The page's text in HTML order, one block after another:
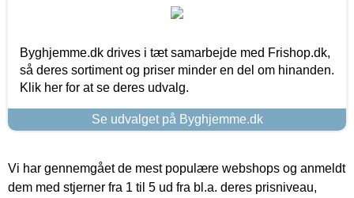
Byghjemme.dk drives i tæt samarbejde med Frishop.dk,
så deres sortiment og priser minder en del om hinanden.
Klik her for at se deres udvalg.
Se udvalget på Byghjemme.dk
Vi har gennemgået de mest populære webshops og anmeldt
dem med stjerner fra 1 til 5 ud fra bl.a. deres prisniveau,